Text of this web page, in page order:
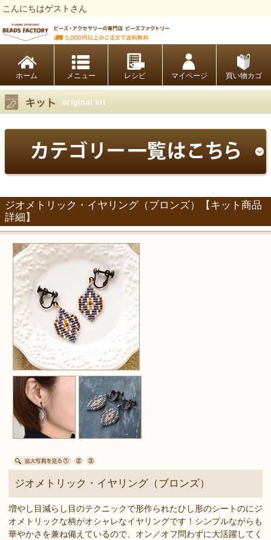
こんにちはゲストさん
ホーム レシピ マイページ 買い物カゴ
ジオメトリック・イヤリング（ブロンズ）【キット商品
詳細】
ジオメトリック・イヤリング（ブロンズ）
増やし目減らし目のテクニックで形作られたひし形のシートのにジ
オメトリックな柄がオシャレなイヤリングです！シンプルながらも
華やかさを兼ね備えているので、オン／オフ問わずに大活躍してく